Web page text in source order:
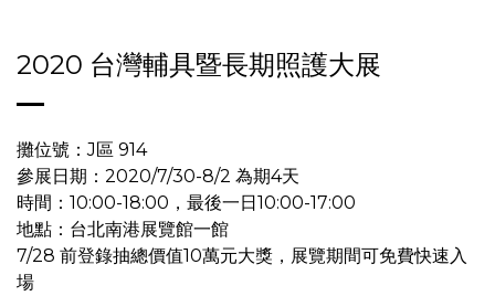
2020 台灣輔具暨長期照護大展
攤位號：J區 914
參展日期：2020/7/30-8/2 為期4天
時間：10:00-18:00，最後一日10:00-17:00
地點：台北南港展覽館一館
7/28 前登錄抽總價值10萬元大獎，展覽期間可免費快速入
場